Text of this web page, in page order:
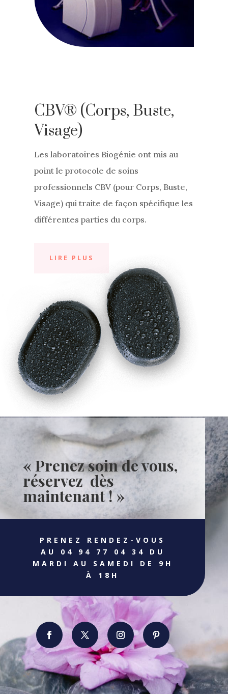
CBV® (Corps, Buste,
Visage)
Les laboratoires Biogénie ont mis au
point le protocole de soins
professionnels CBV (pour Corps, Buste,
Visage) qui traite de façon spécifique les
différentes parties du corps.
LIRE PLUS
« Prenez soin de vous,
réservez dès
maintenant ! »
PRENEZ RENDEZ-VOUS
AU 04 94 77 04 34 DU
MARDI AU SAMEDI DE 9H
À 18H